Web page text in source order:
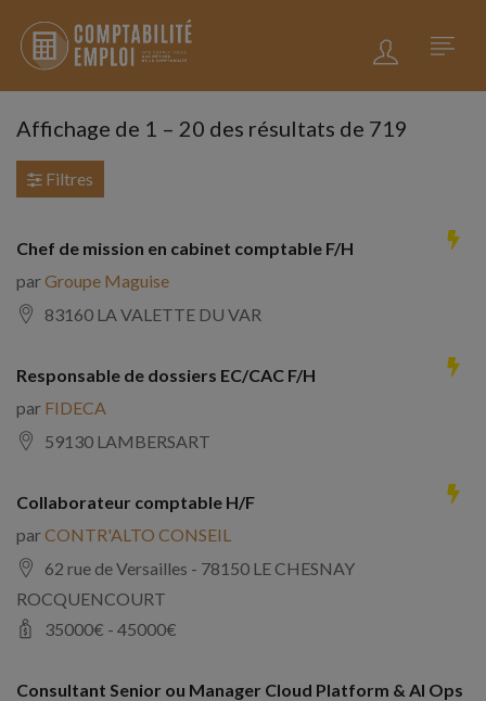
Affichage de 1 – 20 des résultats de 719
Filtres
Chef de mission en cabinet comptable F/H
parGroupe Maguise
83160 LA VALETTE DU VAR
Responsable de dossiers EC/CAC F/H
par FIDECA
59130 LAMBERSART
Collaborateur comptable H/F
parCONTR'ALTO CONSEIL
62 rue de Versailles - 78150 LE CHESNAY
ROCQUENCOURT
35000€ - 45000€
Consultant Senior ou Manager Cloud Platform & AI Ops